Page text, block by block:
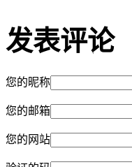
发表评论
您的昵称
您的邮箱
您的网站